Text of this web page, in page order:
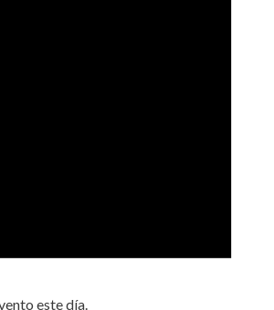
este día.